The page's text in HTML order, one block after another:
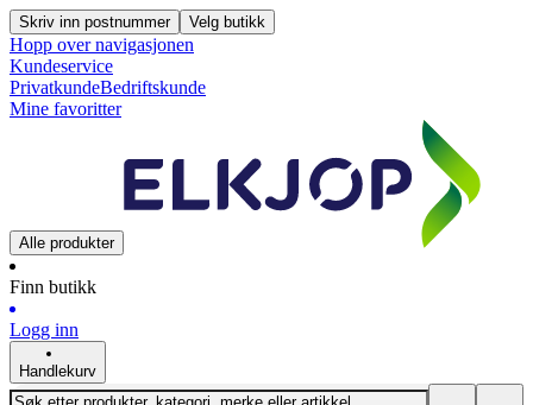
Skriv inn postnummer Velg butikk
Hopp over navigasjonen
Kundeservice
PrivatkundeBedriftskunde
Mine favoritter
Alle produkter
Finn butikk
Logg inn
Handlekurv